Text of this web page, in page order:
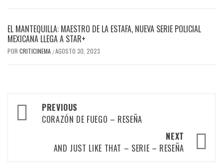
EL MANTEQUILLA: MAESTRO DE LA ESTAFA, NUEVA SERIE POLICIAL
MEXICANA LLEGA A STAR+
POR CRITICINEMA /AGOSTO 30, 2023
Post
navigation
PREVIOUS
CORAZÓN DE FUEGO – RESEÑA
NEXT
AND JUST LIKE THAT – SERIE – RESEÑA